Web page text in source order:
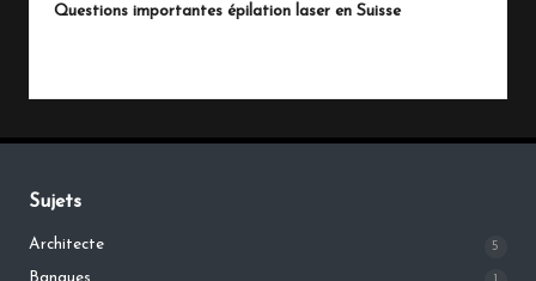
Questions importantes épilation laser en Suisse
Sujets
Architecte 5
Banques